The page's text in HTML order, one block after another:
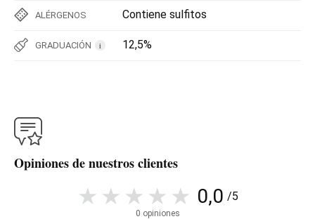
ALÉRGENOS Contiene sulfitos
GRADUACIÓN i 12,5%
Opiniones de nuestros clientes
0,0 /5
0 opiniones